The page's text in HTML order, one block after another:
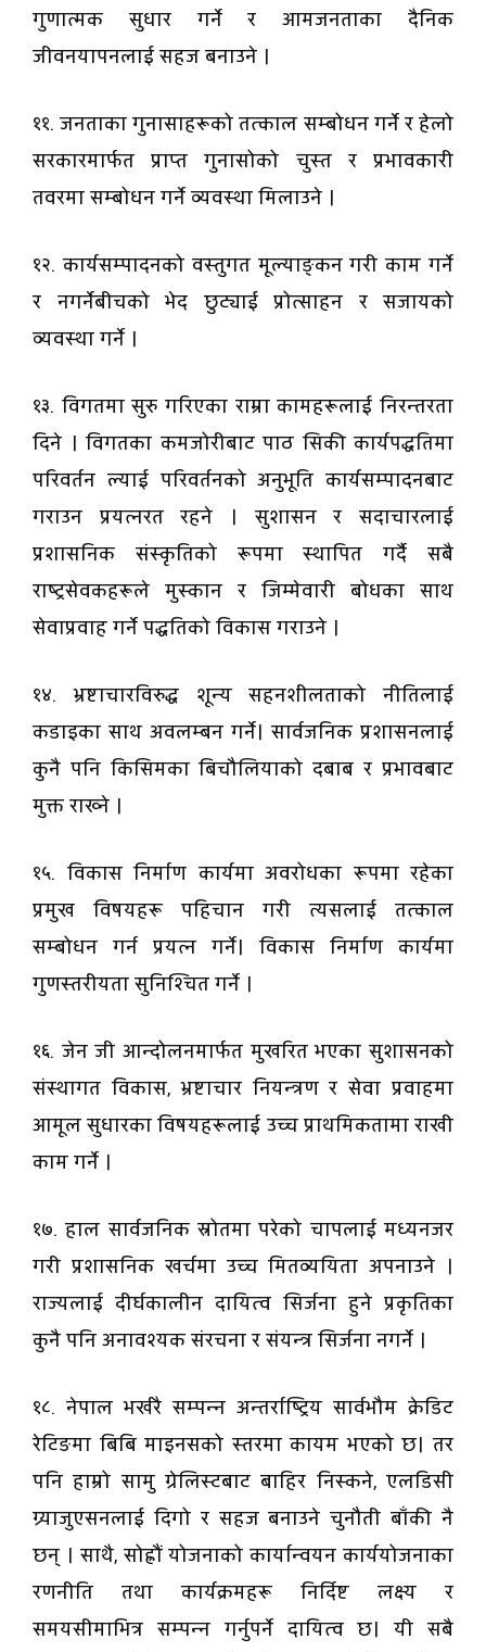
गुणात्मक सुधार गर्ने र आमजनताका दैनिक
जीवनयापनलाई सहज बनाउने ।
११. जनताका गुनासाहरूको तत्काल सम्बोधन गर्ने र हेलो
सरकारमार्फत प्राप्त गुनासोको चुस्त र प्रभावकारी
तवरमा सम्बोधन गर्ने व्यवस्था मिलाउने ।
१२. कार्यसम्पादनको वस्तुगत मूल्याङ्कन गरी काम गर्ने
र नगर्नेबीचको भेद छुट्याई प्रोत्साहन र सजायको
व्यवस्था गर्ने ।
१३. विगतमा सुरु गरिएका राम्रा कामहरूलाई निरन्तरता
दिने । विगतका कमजोरीबाट पाठ सिकी कार्यपद्धतिमा
परिवर्तन ल्याई परिवर्तनको अनुभूति कार्यसम्पादनबाट
गराउन प्रयत्नरत रहने । सुशासन र सदाचारलाई
प्रशासनिक संस्कृतिको रूपमा स्थापित गर्दै सबै
राष्ट्रसेवकहरूले मुस्कान र जिम्मेवारी बोधका साथ
सेवाप्रवाह गर्ने पद्धतिको विकास गराउने ।
१४. भ्रष्टाचारविरुद्ध शून्य सहनशीलताको नीतिलाई
कडाइका साथ अवलम्बन गर्ने। सार्वजनिक प्रशासनलाई
कुनै पनि किसिमका बिचौलियाको दबाब र प्रभावबाट
मुक्त राख्ने ।
१५. विकास निर्माण कार्यमा अवरोधका रूपमा रहेका
प्रमुख विषयहरू पहिचान गरी त्यसलाई तत्काल
सम्बोधन गर्न प्रयत्न गर्ने। विकास निर्माण कार्यमा
गुणस्तरीयता सुनिश्चित गर्ने ।
१६. जेन जी आन्दोलनमार्फत मुखरित भएका सुशासनको
संस्थागत विकास, भ्रष्टाचार नियन्त्रण र सेवा प्रवाहमा
आमूल सुधारका विषयहरूलाई उच्च प्राथमिकतामा राखी
काम गर्ने ।
१७. हाल सार्वजनिक स्रोतमा परेको चापलाई मध्यनजर
गरी प्रशासनिक खर्चमा उच्च मितव्ययिता अपनाउने ।
राज्यलाई दीर्घकालीन दायित्व सिर्जना हुने प्रकृतिका
कुनै पनि अनावश्यक संरचना र संयन्त्र सिर्जना नगर्ने ।
१८. नेपाल भर्खरै सम्पन्न अन्तर्राष्ट्रिय सार्वभौम क्रेडिट
रेटिङमा बिबि माइनसको स्तरमा कायम भएको छ। तर
पनि हाम्रो सामु ग्रेलिस्टबाट बाहिर निस्कने, एलडिसी
ग्र्याजुएसनलाई दिगो र सहज बनाउने चुनौती बाँकी नै
छन् । साथै, सोह्रौं योजनाको कार्यान्वयन कार्ययोजनाका
रणनीति तथा कार्यक्रमहरू निर्दिष्ट लक्ष्य र
समयसीमाभित्र सम्पन्न गर्नुपर्ने दायित्व छ। यी सबै